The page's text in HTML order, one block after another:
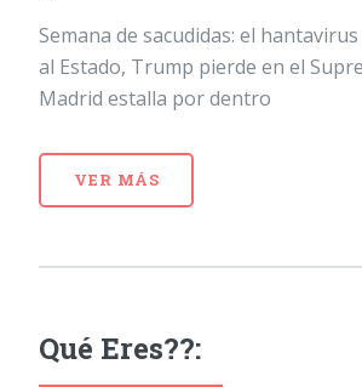
Semana de sacudidas: el
al Estado, Trump pierde en el
Madrid estalla por dentro
VER MÁS
Qué Eres??: